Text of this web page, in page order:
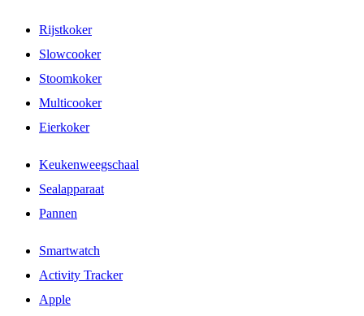
Rijstkoker
Slowcooker
Stoomkoker
Multicooker
Eierkoker
Keukenweegschaal
Sealapparaat
Pannen
Smartwatch
Activity Tracker
Apple